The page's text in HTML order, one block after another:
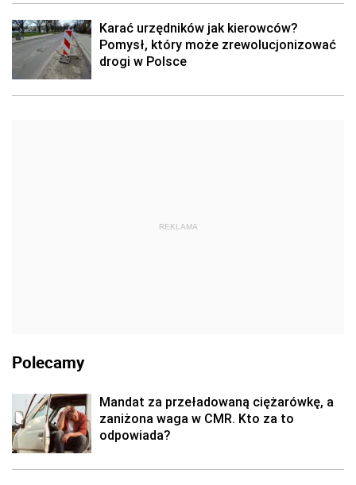
Karać urzędników jak kierowców?
Pomysł, który może zrewolucjonizować
drogi w Polsce
REKLAMA
Polecamy
Mandat za przeładowaną ciężarówkę, a
zaniżona waga w CMR. Kto za to
odpowiada?